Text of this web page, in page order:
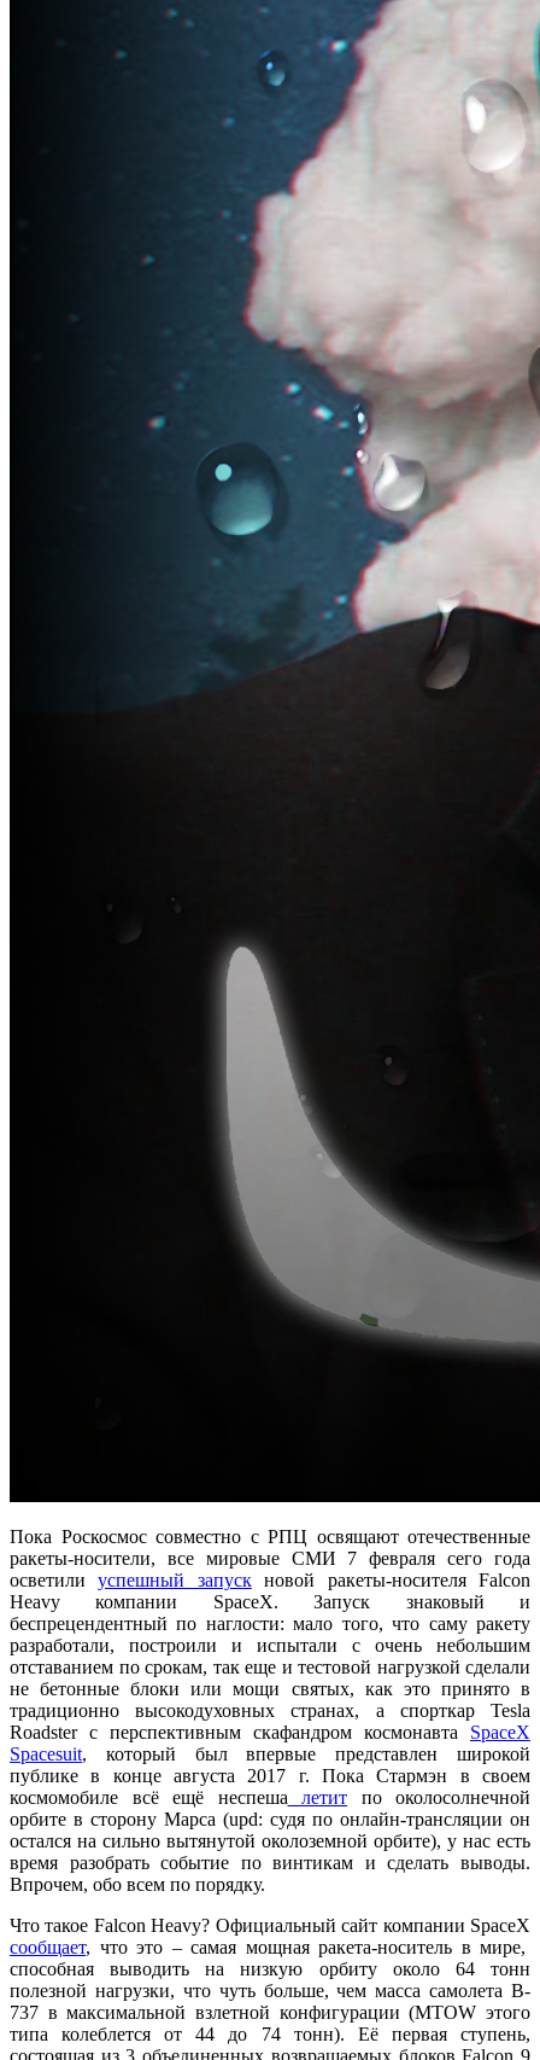
Пока Роскосмос совместно с РПЦ освящают отечественные
ракеты-носители, все мировые СМИ 7 февраля сего года
осветилиуспешный запускновой ракеты-носителя Falcon
Heavy компании SpaceX. Запуск знаковый и
беспрецендентный по наглости: мало того, что саму ракету
разработали, построили и испытали с очень небольшим
отставанием по срокам, так еще и тестовой нагрузкой сделали
не бетонные блоки или мощи святых, как это принято в
традиционно высокодуховных странах, а спорткар Tesla
Roadster с перспективным скафандром космонавта SpaceX
Spacesuit, который был впервые представлен широкой
публике в конце августа 2017 г. Пока Стармэн в своем
космомобиле всё ещё неспеша
летит по околосолнечной
орбите в сторону Марса (upd: судя по онлайн-трансляции он
остался на сильно вытянутой околоземной орбите), у нас есть
время разобрать событие по винтикам и сделать выводы.
Впрочем, обо всем по порядку.
Что такое Falcon Heavy? Официальный сайт компании SpaceX
сообщает, что это – самая мощная ракета-носитель в мире,
способная выводить на низкую орбиту около 64 тонн
полезной нагрузки, что чуть больше, чем масса самолета B-
737 в максимальной взлетной конфигурации (MTOW этого
типа колеблется от 44 до 74 тонн). Её первая ступень,
состоящая из 3 объединенных возвращаемых блоков Falcon 9